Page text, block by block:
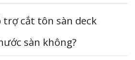
trợ cắt tôn sàn deck
sàn không?